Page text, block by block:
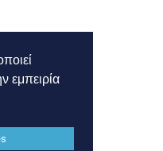
εμπειρία